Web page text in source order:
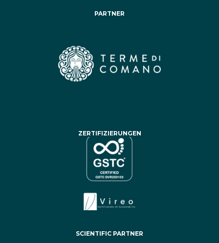
PARTNER
ZERTIFIZIERUNGEN
SCIENTIFIC PARTNER